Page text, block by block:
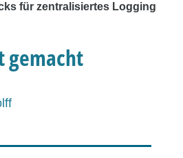
für zentralisiertes Logging
gemacht